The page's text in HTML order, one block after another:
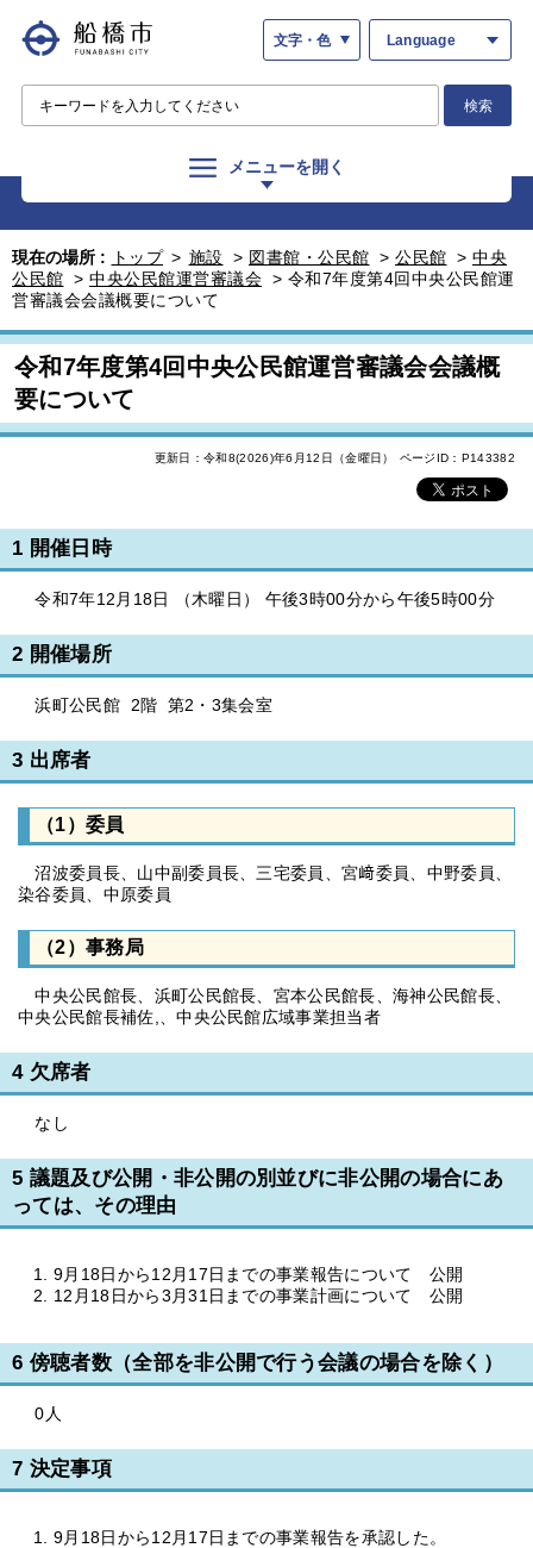
文字・色 Language
検索
メニューを開く
現在の場所 : トップ > 施設 > 図書館・公民館 > 公民館 > 中央
公民館 > 中央公民館運営審議会 > 令和7年度第4回中央公民館運
営審議会会議概要について
令和7年度第4回中央公民館運営審議会会議概
要について
更新日：令和8(2026)年6月12日（金曜日） ページID：P143382
1 開催日時
令和7年12月18日 （木曜日） 午後3時00分から午後5時00分
2 開催場所
浜町公民館 2階 第2・3集会室
3 出席者
（1）委員
沼波委員長、山中副委員長、三宅委員、宮﨑委員、中野委員、
染谷委員、中原委員
（2）事務局
中央公民館長、浜町公民館長、宮本公民館長、海神公民館長、
中央公民館長補佐,、中央公民館広域事業担当者
4 欠席者
なし
5 議題及び公開・非公開の別並びに非公開の場合にあ
っては、その理由
9月18日から12月17日までの事業報告について 公開
12月18日から3月31日までの事業計画について 公開
6 傍聴者数（全部を非公開で行う会議の場合を除く）
0人
7 決定事項
9月18日から12月17日までの事業報告を承認した。